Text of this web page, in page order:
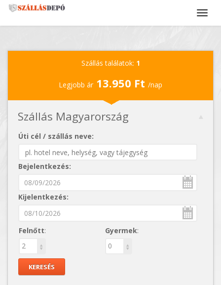
Szállás találatok: 1
Legjobb ár 13.950 Ft /nap
Szállás Magyarország
Úti cél / szállás neve:
Bejelentkezés:
Kijelentkezés:
Felnőtt: Gyermek: